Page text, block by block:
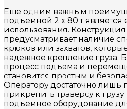
Еще одним важным
подъемной 2 x 80 т является
использования. Конструкция
предусматривает наличие
крюков или захватов,
надежное крепление груза.
процесс подъема и
становится простым и
Оператору достаточно лишь
прикрепить траверсу к грузу
подъемное оборудование